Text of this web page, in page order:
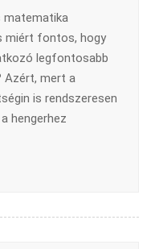
matematika
miért fontos, hogy
legfontosabb
Azért, mert a
is rendszeresen
hengerhez